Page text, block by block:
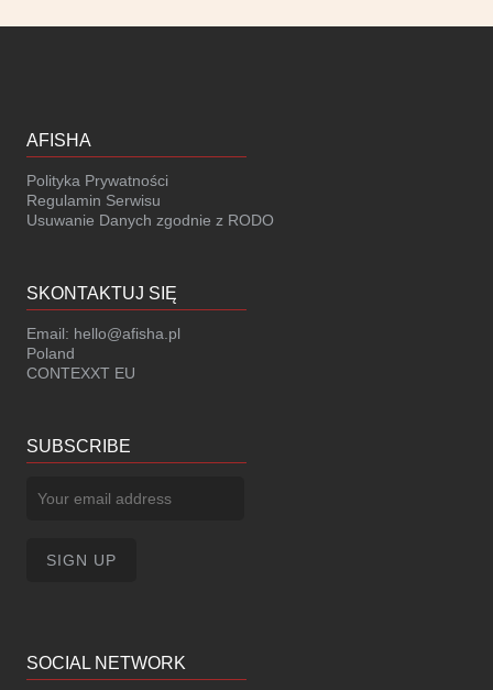
AFISHA
Polityka Prywatności
Regulamin Serwisu
Usuwanie Danych zgodnie z RODO
SKONTAKTUJ SIĘ
Email: hello@afisha.pl
Poland
CONTEXXT EU
SUBSCRIBE
SOCIAL NETWORK